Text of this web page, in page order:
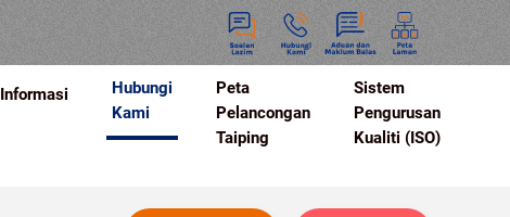
Informasi
Hubungi
Kami
Peta
Pelancongan
Taiping
Sistem
Pengurusan
Kualiti (ISO)